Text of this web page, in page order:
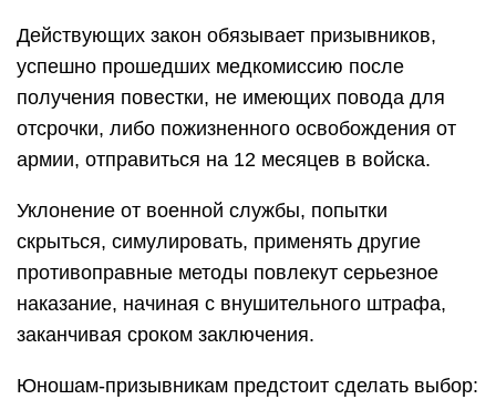
Действующих закон обязывает призывников,
успешно прошедших медкомиссию после
получения повестки, не имеющих повода для
отсрочки, либо пожизненного освобождения от
армии, отправиться на 12 месяцев в войска.
Уклонение от военной службы, попытки
скрыться, симулировать, применять другие
противоправные методы повлекут серьезное
наказание, начиная с внушительного штрафа,
заканчивая сроком заключения.
Юношам-призывникам предстоит сделать выбор: